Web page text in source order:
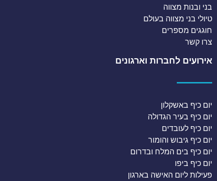
בני ובנות מצווה
טיולי בני מצווה בעולם
חוגגים מספרים
צרו קשר
אירועים לחברות וארגונים
יום כיף באשקלון
יום כיף בעיר הגדולה
יום כיף לעובדים
יום כיף גיבוש והומור
יום כיף בים המלח ובדרום
יום כיף ביפו
פעילות ליום האישה בארגון